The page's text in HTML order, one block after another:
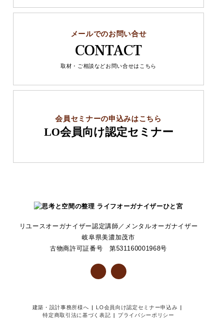
メールでのお問い合せ
CONTACT
取材・ご相談などお問い合せはこちら
会員セミナーの申込みはこちら
LO会員向け認定セミナー
リユースオーガナイザー認定講師／メンタルオーガナイザー
岐阜県美濃加茂市
古物商許可証番号 第531160001968号
建築・設計事務所様へ
LO会員向け認定セミナー申込み
特定商取引法に基づく表記
プライバシーポリシー